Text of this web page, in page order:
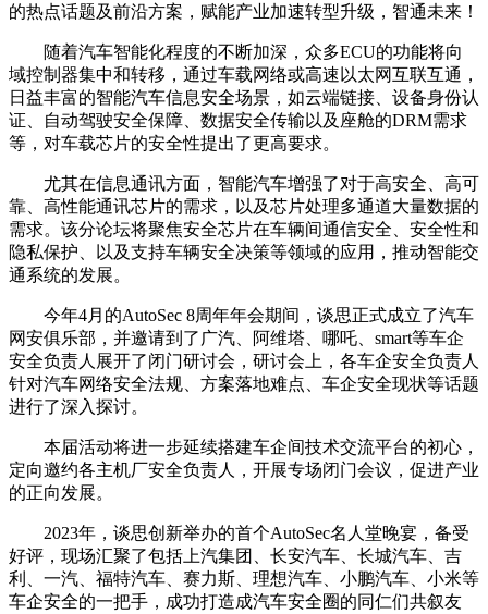
的热点话题及前沿方案，赋能产业加速转型升级，智通未来！
随着汽车智能化程度的不断加深，众多ECU的功能将向
域控制器集中和转移，通过车载网络或高速以太网互联互通，
日益丰富的智能汽车信息安全场景，如云端链接、设备身份认
证、自动驾驶安全保障、数据安全传输以及座舱的DRM需求
等，对车载芯片的安全性提出了更高要求。
尤其在信息通讯方面，智能汽车增强了对于高安全、高可
靠、高性能通讯芯片的需求，以及芯片处理多通道大量数据的
需求。该分论坛将聚焦安全芯片在车辆间通信安全、安全性和
隐私保护、以及支持车辆安全决策等领域的应用，推动智能交
通系统的发展。
今年4月的AutoSec 8周年年会期间，谈思正式成立了汽车
网安俱乐部，并邀请到了广汽、阿维塔、哪吒、smart等车企
安全负责人展开了闭门研讨会，研讨会上，各车企安全负责人
针对汽车网络安全法规、方案落地难点、车企安全现状等话题
进行了深入探讨。
本届活动将进一步延续搭建车企间技术交流平台的初心，
定向邀约各主机厂安全负责人，开展专场闭门会议，促进产业
的正向发展。
2023年，谈思创新举办的首个AutoSec名人堂晚宴，备受
好评，现场汇聚了包括上汽集团、长安汽车、长城汽车、吉
利、一汽、福特汽车、赛力斯、理想汽车、小鹏汽车、小米等
车企安全的一把手，成功打造成汽车安全圈的同仁们共叙友